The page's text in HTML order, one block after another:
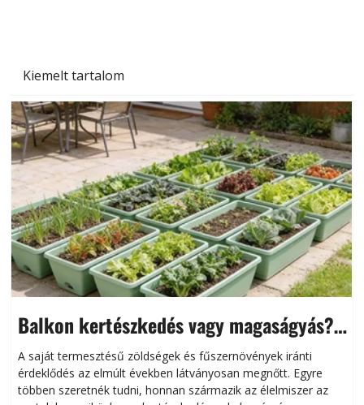
Kiemelt tartalom
Balkon kertészkedés vagy magaságyás?
Helytakarékos kertészkedés
A saját termesztésű zöldségek és fűszernövények iránti
érdeklődés az elmúlt években látványosan megnőtt. Egyre
többen szeretnék tudni, honnan származik az élelmiszer az